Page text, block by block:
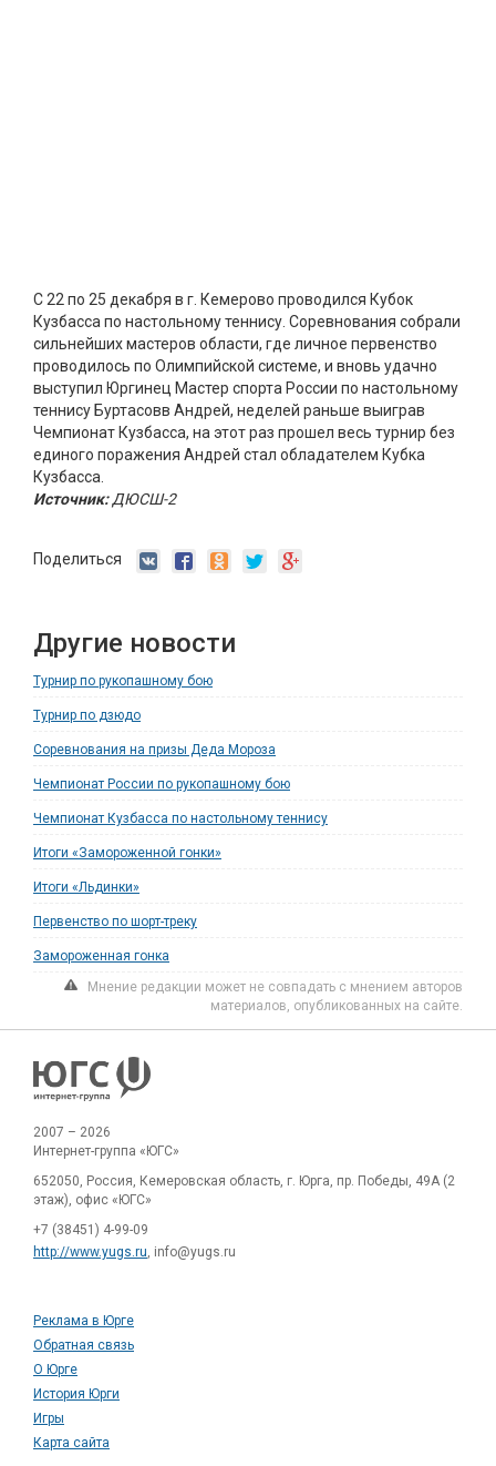
С 22 по 25 декабря в г. Кемерово проводился Кубок
Кузбасса по настольному теннису. Соревнования собрали
сильнейших мастеров области, где личное первенство
проводилось по Олимпийской системе, и вновь удачно
выступил Юргинец Мастер спорта России по настольному
теннису Буртасовв Андрей, неделей раньше выиграв
Чемпионат Кузбасса, на этот раз прошел весь турнир без
единого поражения Андрей стал обладателем Кубка
Кузбасса.
Источник:ДЮСШ-2
Поделиться
Другие новости
Турнир по рукопашному бою
Турнир по дзюдо
Соревнования на призы Деда Мороза
Чемпионат России по рукопашному бою
Чемпионат Кузбасса по настольному теннису
Итоги «Замороженной гонки»
Итоги «Льдинки»
Первенство по шорт-треку
Замороженная гонка
Мнение редакции может не совпадать с мнением авторов
материалов, опубликованных на сайте.
2007 – 2026
Интернет-группа «ЮГС»
652050, Россия, Кемеровская область, г. Юрга, пр. Победы, 49А (2
этаж), офис «ЮГС»
+7 (38451) 4-99-09
http://www.yugs.ru , info@yugs.ru
Реклама в Юрге
Обратная связь
О Юрге
История Юрги
Игры
Карта сайта